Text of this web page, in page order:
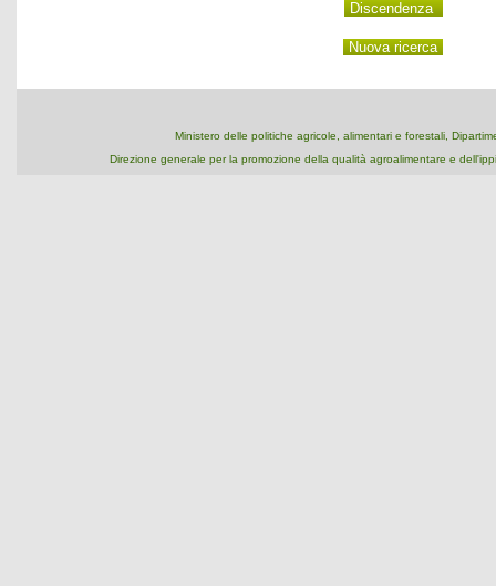
Ministero delle politiche agricole, alimentari e forestali,
Direzione generale per la promozione della qualità agroalimentare e